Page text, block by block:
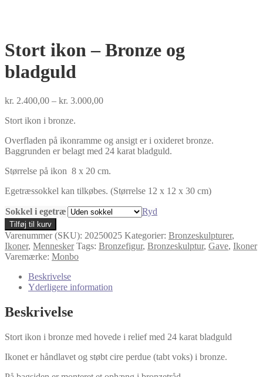
Stort ikon – Bronze og
bladguld
kr. 2.400,00 – kr. 3.000,00Prisinterval:
Stort ikon i bronze.
Overfladen på ikonramme og ansigt er i oxideret bronze.
Baggrunden er belagt med 24 karat bladguld.
Størrelse på ikon 8 x 20 cm.
Egetræssokkel kan tilkøbes. (Størrelse 12 x 12 x 30 cm)
Sokkel i egetræ
Ryd
Stort
ikon
-
Bronze
bladguld
antal
Tilføj til kurv
Varenummer (SKU): 20250025 Kategorier: Bronzeskulpturer,
Ikoner, Mennesker Tags: Bronzefigur, Bronzeskulptur, Gave, Ikoner
Varemærke: Monbo
Beskrivelse
Yderligere information
Beskrivelse
Stort ikon i bronze med hovede i relief med 24 karat bladguld
Ikonet er håndlavet og støbt cire perdue (tabt voks) i bronze.